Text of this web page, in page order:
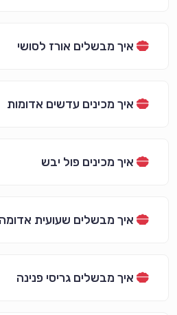
איך מבשלים אורז לסושי
איך מכינים עדשים אדומות
איך מכינים פול יבש
איך מבשלים שעועית אדומה
איך מבשלים גריסי פנינה